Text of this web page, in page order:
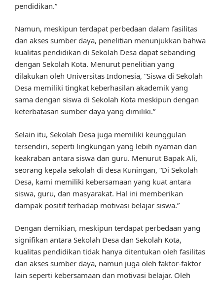
pendidikan.”
Namun, meskipun terdapat perbedaan dalam fasilitas
dan akses sumber daya, penelitian menunjukkan bahwa
kualitas pendidikan di Sekolah Desa dapat sebanding
dengan Sekolah Kota. Menurut penelitian yang
dilakukan oleh Universitas Indonesia, “Siswa di Sekolah
Desa memiliki tingkat keberhasilan akademik yang
sama dengan siswa di Sekolah Kota meskipun dengan
keterbatasan sumber daya yang dimiliki.”
Selain itu, Sekolah Desa juga memiliki keunggulan
tersendiri, seperti lingkungan yang lebih nyaman dan
keakraban antara siswa dan guru. Menurut Bapak Ali,
seorang kepala sekolah di desa Kuningan, “Di Sekolah
Desa, kami memiliki kebersamaan yang kuat antara
siswa, guru, dan masyarakat. Hal ini memberikan
dampak positif terhadap motivasi belajar siswa.”
Dengan demikian, meskipun terdapat perbedaan yang
signifikan antara Sekolah Desa dan Sekolah Kota,
kualitas pendidikan tidak hanya ditentukan oleh fasilitas
dan akses sumber daya, namun juga oleh faktor-faktor
lain seperti kebersamaan dan motivasi belajar. Oleh